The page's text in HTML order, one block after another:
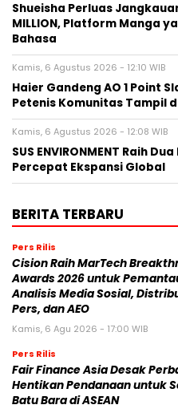
Shueisha Perluas
MILLION, Platform Manga
Bahasa
Kamis, 6 Agustus 2026 - 12:10 WIB
Haier Gandeng AO 1 Point
Petenis Komunitas Tampil
Kamis, 6 Agustus 2026 - 12:08 WIB
SUS ENVIRONMENT Raih
Percepat Ekspansi Global
BERITA TERBARU
Pers Rilis
Cision Raih MarTech
Awards 2026 untuk
Analisis Media Sosial,
Pers, dan AEO
Kamis, 6 Agu 2026 - 17:00 WIB
Pers Rilis
Fair Finance Asia Desak
Hentikan Pendanaan untuk
Batu Bara di ASEAN